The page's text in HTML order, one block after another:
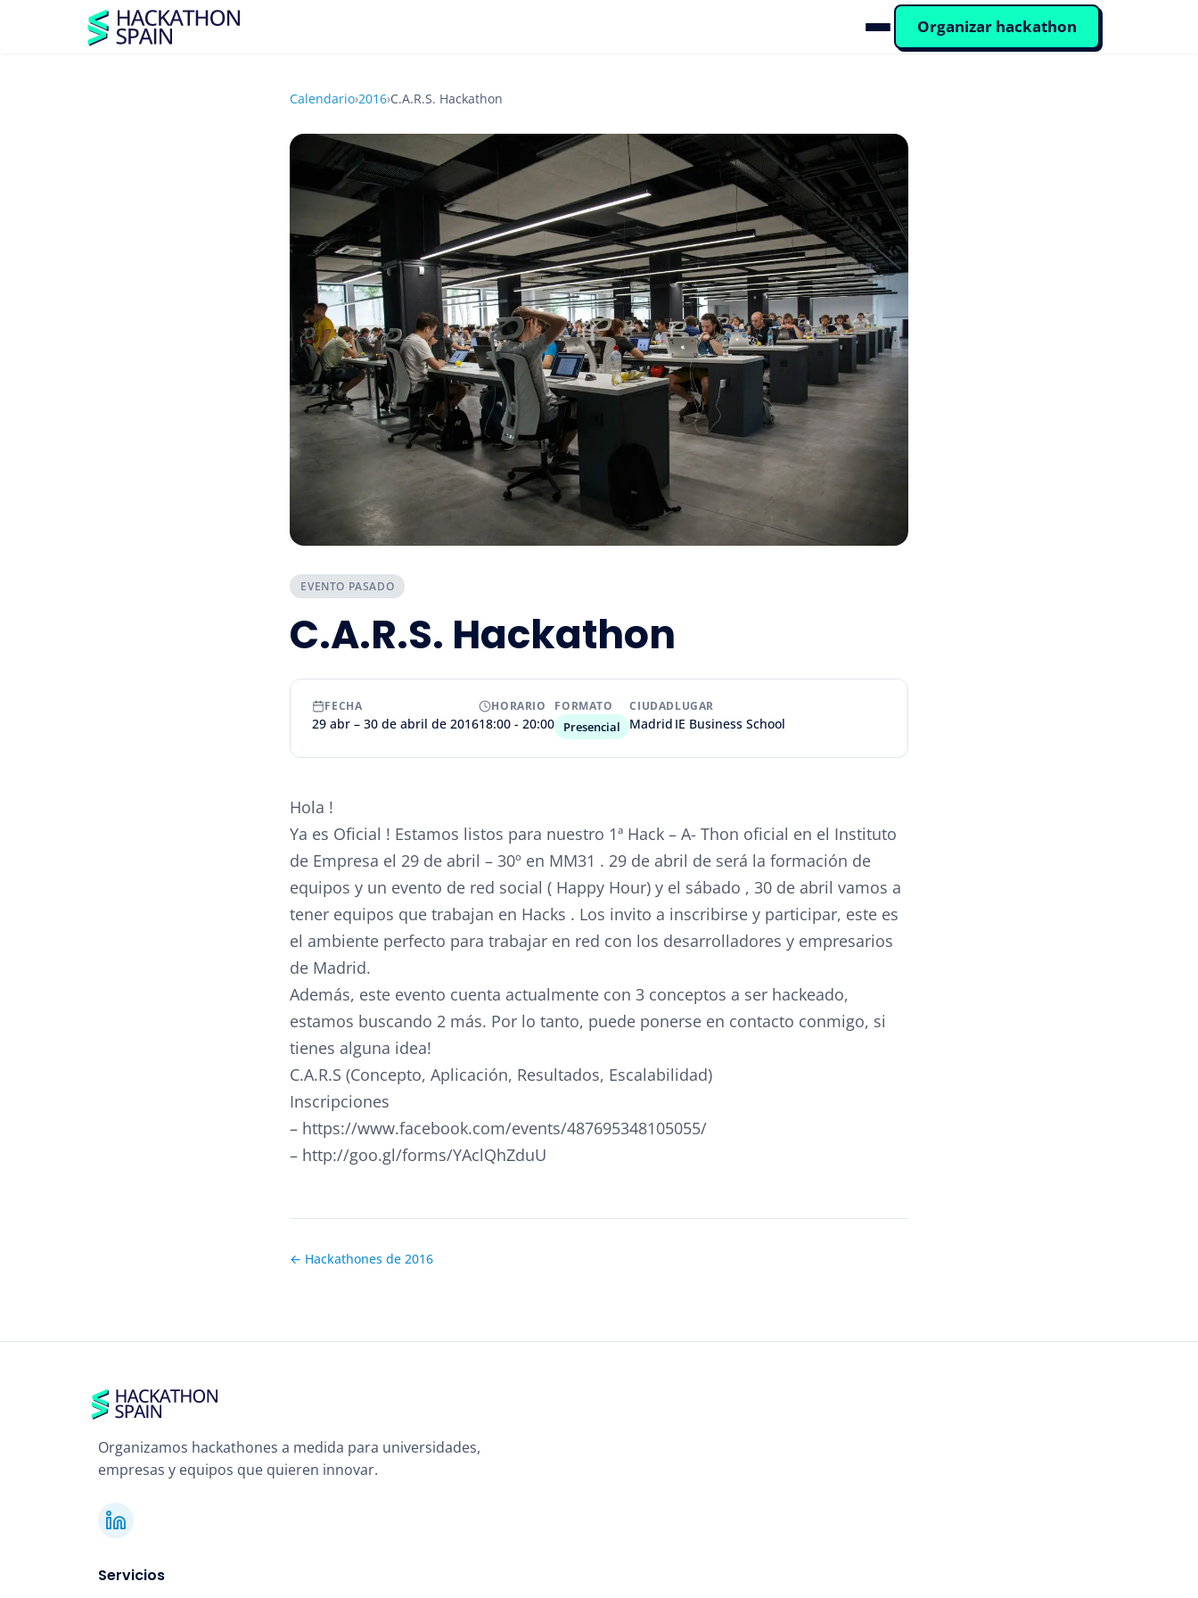
Organizar hackathon
Calendario›2016›C.A.R.S. Hackathon
EVENTO PASADO
C.A.R.S. Hackathon
FECHA
29 abr – 30 de abril de 2016
HORARIO
18:00 - 20:00
FORMATO
Presencial
CIUDAD
Madrid
LUGAR
IE Business School
Hola !
Ya es Oficial ! Estamos listos para nuestro 1ª Hack – A- Thon oficial en el Instituto
de Empresa el 29 de abril – 30º en MM31 . 29 de abril de será la formación de
equipos y un evento de red social ( Happy Hour) y el sábado , 30 de abril vamos a
tener equipos que trabajan en Hacks . Los invito a inscribirse y participar, este es
el ambiente perfecto para trabajar en red con los desarrolladores y empresarios
de Madrid.
Además, este evento cuenta actualmente con 3 conceptos a ser hackeado,
estamos buscando 2 más. Por lo tanto, puede ponerse en contacto conmigo, si
tienes alguna idea!
C.A.R.S (Concepto, Aplicación, Resultados, Escalabilidad)
Inscripciones
– https://www.facebook.com/events/487695348105055/
– http://goo.gl/forms/YAclQhZduU
← Hackathones de 2016
Organizamos hackathones a medida para universidades,
empresas y equipos que quieren innovar.
Servicios